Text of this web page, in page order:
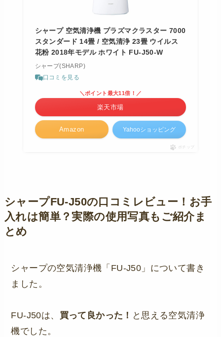
シャープ 空気清浄機 プラズマクラスター 7000
スタンダード 14畳 / 空気清浄 23畳 ウイルス
花粉 2018年モデル ホワイト FU-J50-W
シャープ(SHARP)
口コミを見る
Amazon
＼ポイント最大11倍！／
楽天市場
Yahooショッピング
ポチップ
シャープFU-J50の口コミレビュー！お手
入れは簡単？実際の使用写真もご紹介ま
とめ
シャープの空気清浄機「FU-J50」について書き
ました。
FU-J50は、 買って良かった！ と思える空気清浄
機でした。